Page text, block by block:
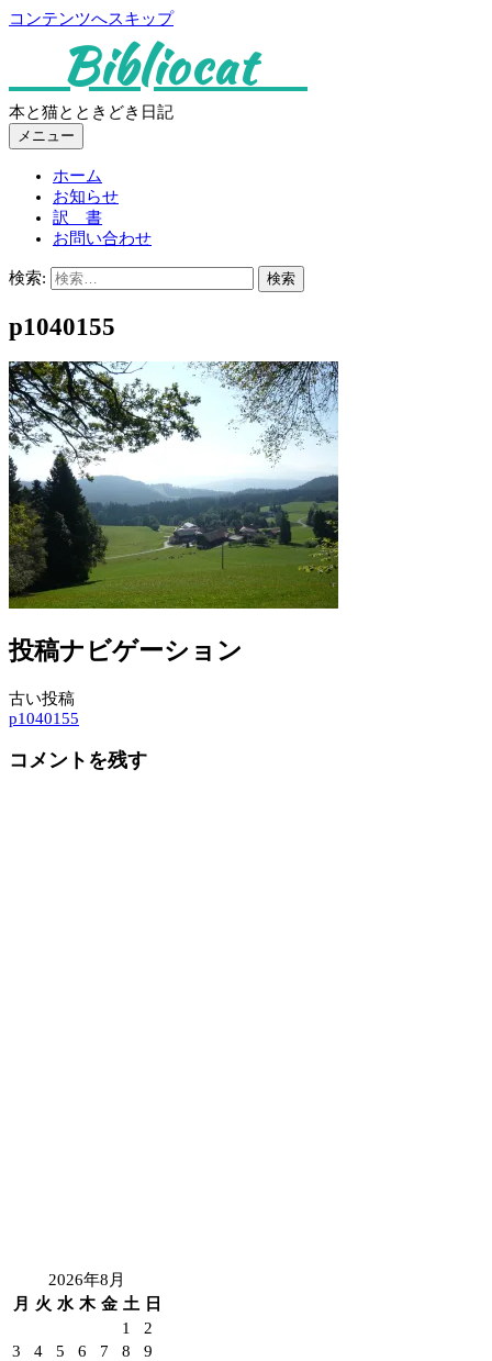
コンテンツへスキップ
Bibliocat
本と猫とときどき日記
メニュー
ホーム
お知らせ
訳 書
お問い合わせ
検索:
p1040155
投稿ナビゲーション
古い投稿
p1040155
コメントを残す
2026年8月
月
火 水 木 金 土
日
1
2
3
4 5 6 7 8
9